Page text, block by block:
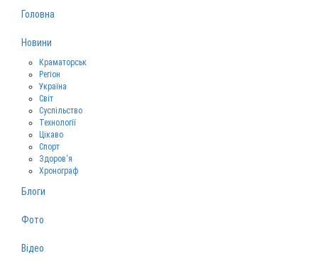
Головна
Новини
Краматорськ
Регіон
Україна
Світ
Суспільство
Технології
Цікаво
Спорт
Здоров‘я
Хронограф
Блоги
Фото
Відео